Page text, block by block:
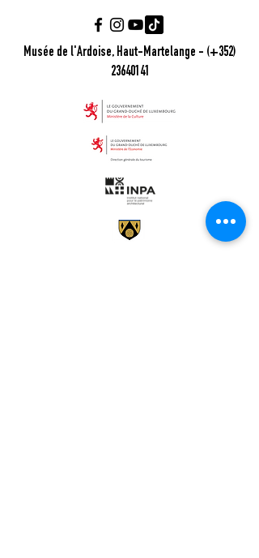
Musée de l'Ardoise, Haut-Martelange - (+352)
23640141